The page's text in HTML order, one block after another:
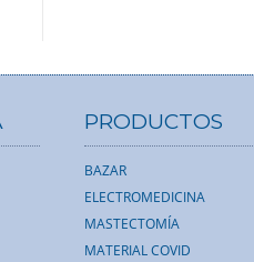
PRODUCTOS
BAZAR
ELECTROMEDICINA
MASTECTOMÍA
MATERIAL COVID